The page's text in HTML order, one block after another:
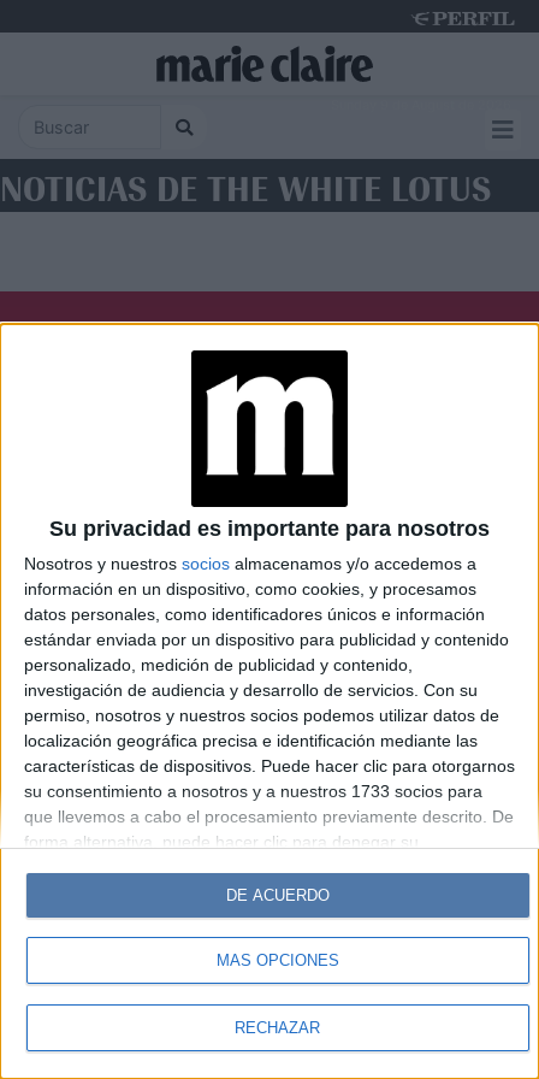
Su privacidad es importante para nosotros
Nosotros y nuestros socios almacenamos y/o accedemos a
información en un dispositivo, como cookies, y procesamos
datos personales, como identificadores únicos e información
estándar enviada por un dispositivo para publicidad y contenido
personalizado, medición de publicidad y contenido,
investigación de audiencia y desarrollo de servicios. Con su
permiso, nosotros y nuestros socios podemos utilizar datos de
localización geográfica precisa e identificación mediante las
características de dispositivos. Puede hacer clic para otorgarnos
su consentimiento a nosotros y a nuestros 1733 socios para
que llevemos a cabo el procesamiento previamente descrito. De
forma alternativa, puede hacer clic para denegar su
cambiar sus preferencias antes de otorgar su consentimiento.
Tenga en cuenta que algún procesamiento de sus datos
personales puede no requerir de su consentimiento, pero usted
tiene el derecho de rechazar tal procesamiento. Sus
sus preferencias o retirar su consentimiento en cualquier
MÁS OPCIONES
RECHAZAR
DE ACUERDO
NOTICIAS DE THE WHITE LOTUS
Caras Noticias
Weekend Parabrisas
Look
Luz Mía Lunateen Break BATimes
© Perfil.com 2006-2019 - Todos los derechos reservados
Registro de Propiedad Intelectual: Nro. 5346433